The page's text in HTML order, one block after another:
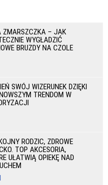
ZMARSZCZKA – JAK
WYGŁADZIĆ
BRUZDY NA CZOLE
SWÓJ WIZERUNEK DZIĘKI
TRENDOM W
RODZIC, ZDROWE
TOP AKCESORIA,
UŁATWIĄ OPIEKĘ NAD